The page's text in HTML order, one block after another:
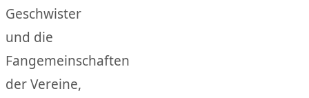
Geschwister
und die
Fangemeinschaften
der Vereine,